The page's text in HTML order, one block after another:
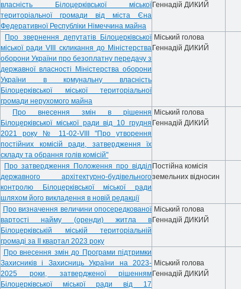
власність Білоцерківської міської
територіальної громади від міста Єна
Федеративної Республіки Німеччина майна
Геннадій ДИКИЙ
Про звернення депутатів Білоцерківської
міської ради VІІІ скликання до Міністерства
оборони України про безоплатну передачу з
державної власності Міністерства оборони
України в комунальну власність
Білоцерківської міської територіальної
громади нерухомого майна
Міський голова
Геннадій ДИКИЙ
Про внесення змін в рішення
Білоцерківської міської ради від 10 грудня
2021 року № 11-02-VIII "Про утворення
постійних комісій ради, затвердження їх
складу та обрання голів комісій"
Міський голова
Геннадій ДИКИЙ
Про затвердження Положення про відділ
державного архітектурно-будівельного
контролю Білоцерківської міської ради
шляхом його викладення в новій редакції
Постійна комісія
земельних відносин
Про визначення величини опосередкованої
вартості найму (оренди) житла в
Білоцерківській міській територіальній
громаді за ІІ квартал 2023 року
Міський голова
Геннадій ДИКИЙ
Про внесення змін до Програми підтримки
Захисників і Захисниць України на 2023-
2025 роки, затвердженої рішенням
Білоцерківської міської ради від 17
Міський голова
Геннадій ДИКИЙ